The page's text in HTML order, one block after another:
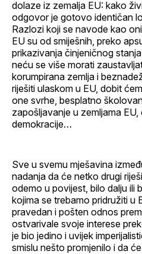
dolaze iz zemalja EU: kako
odgovor je gotovo identičan
Razlozi koji se navode kao
EU su od smiješnih, preko
prikazivanja činjeničnog
neću se više morati
korumpirana zemlja i
riješiti ulaskom u EU, dobit
one svrhe, besplatno
zapošljavanje u zemljama
demokracije…
Sve u svemu mješavina
nadanja da će netko drugi
odemo u povijest, bilo dalju ili
kojima se trebamo pridružiti u
pravedan i pošten odnos
ostvarivale svoje interese
je bio jedino i uvijek
smislu nešto promjenilo i da